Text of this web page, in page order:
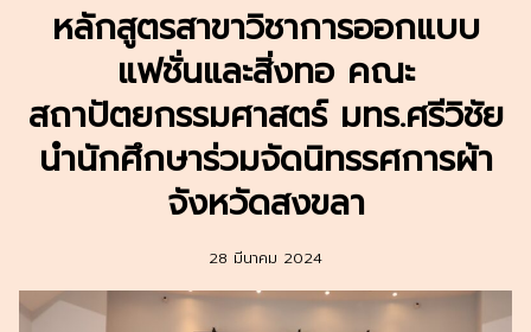
หลักสูตรสาขาวิชาการออกแบบ
แฟชั่นและสิ่งทอ คณะ
สถาปัตยกรรมศาสตร์ มทร.ศรีวิชัย
นำนักศึกษาร่วมจัดนิทรรศการผ้า
จังหวัดสงขลา
28 มีนาคม 2024